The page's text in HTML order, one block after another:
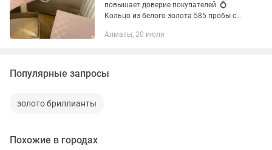
повышает доверие покупателей. 💍
Кольцо из белого золота 585 пробы с
кольцо, приобретенное в ювелирном
Алматы, 20 июля
Популярные запросы
золото бриллианты
Похожие в городах